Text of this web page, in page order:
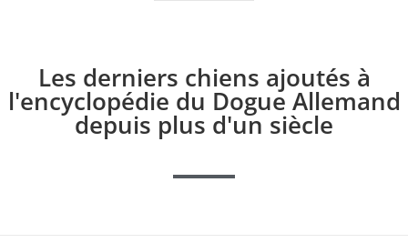
Les derniers chiens ajoutés à
l'encyclopédie du Dogue Allemand
depuis plus d'un siècle